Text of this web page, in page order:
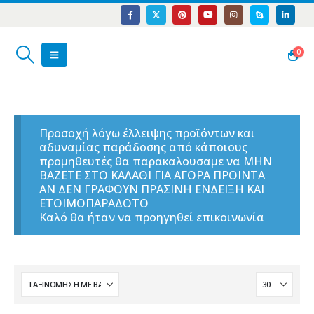
0
Προσοχή λόγω έλλειψης προϊόντων και
αδυναμίας παράδοσης από κάποιους
προμηθευτές θα παρακαλουσαμε να ΜΗΝ
ΒΑΖΕΤΕ ΣΤΟ ΚΑΛΑΘΙ ΓΙΑ ΑΓΟΡΑ ΠΡΟΙΝΤΑ
ΑΝ ΔΕΝ ΓΡΑΦΟΥΝ ΠΡΑΣΙΝΗ ΕΝΔΕΙΞΗ ΚΑΙ
ΕΤΟΙΜΟΠΑΡΑΔΟΤΟ
Καλό θα ήταν να προηγηθεί επικοινωνία